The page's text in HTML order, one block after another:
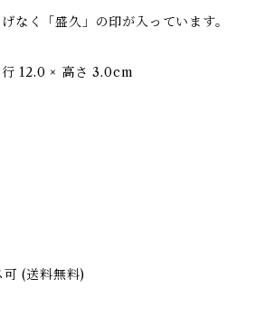
なく「盛久」の印が入っています。
12.0 × 高さ 3.0cm
(送料無料)